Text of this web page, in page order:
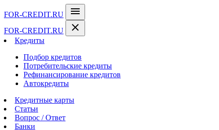
FOR-CREDIT.RU menu
FOR-CREDIT.RU close
Кредиты
Подбор кредитов
Потребительские кредиты
Рефинансирование кредитов
Автокредиты
Кредитные карты
Статьи
Вопрос / Ответ
Банки